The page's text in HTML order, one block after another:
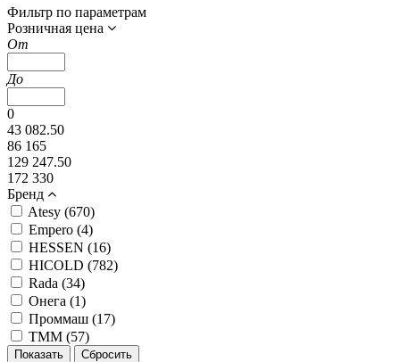
Фильтр по параметрам
Розничная цена
От
До
0
43 082.50
86 165
129 247.50
172 330
Бренд
Atesy (670)
Empero (4)
HESSEN (16)
HICOLD (782)
Rada (34)
Онега (1)
Проммаш (17)
ТММ (57)